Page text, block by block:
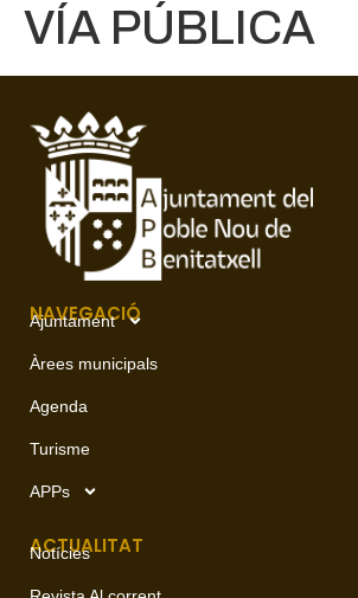
VÍA PÚBLICA
NAVEGACIÓ
Ajuntament
Àrees municipals
Agenda
Turisme
APPs
ACTUALITAT
Notícies